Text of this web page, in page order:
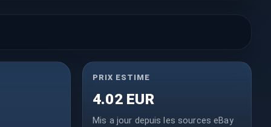
PRIX ESTIME
4.02 EUR
Mis a jour depuis les sources eBay